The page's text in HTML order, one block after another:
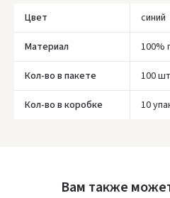
Цвет синий
Материал 100%
Кол-во в пакете 100
Кол-во в коробке 10
Вам также